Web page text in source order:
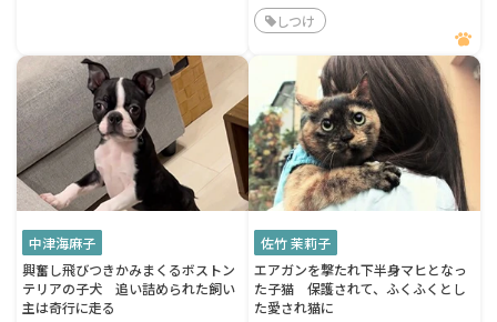
しつけ
中津海麻子
興奮し飛びつきかみまくるボストン
テリアの子犬 追い詰められた飼い
主は奇行に走る
佐竹 茉莉子
エアガンを撃たれ下半身マヒとなっ
た子猫 保護されて、ふくふくとし
た愛され猫に